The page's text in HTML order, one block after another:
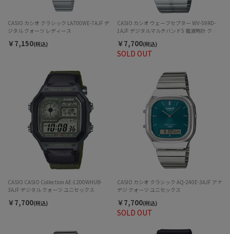
CASIO カシオ クラシック LA700WE-7AJF デ
ジタル クォーツ レディース
￥7,150(税込)
SOLD OUT
CASIO カシオ ウェーブセプター WV-59RD-
1AJF デジタルマルチバンド5 電波時計 クォー
￥7,700(税込)
CASIO CASIO Collection AE-1200WHUB-
3AJF デジタル クォーツ ユニセックス
￥7,700(税込)
SOLD OUT
CASIO カシオ クラシック AQ-240E-3AJF アナ
デジ クォーツ ユニセックス
￥7,700(税込)